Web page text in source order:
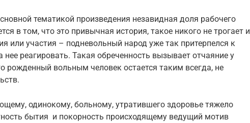
тематикой произведения незавидная доля рабочего
в том, что это привычная история, такое никого не трогает и
или участия – подневольный народ уже так притерпелся к
нее реагировать. Такая обреченность вызывает отчаяние у
рожденный вольным человек остается таким всегда, не
одинокому, больному, утратившего здоровье тяжело
бытия и покорность происходящему ведущий мотив